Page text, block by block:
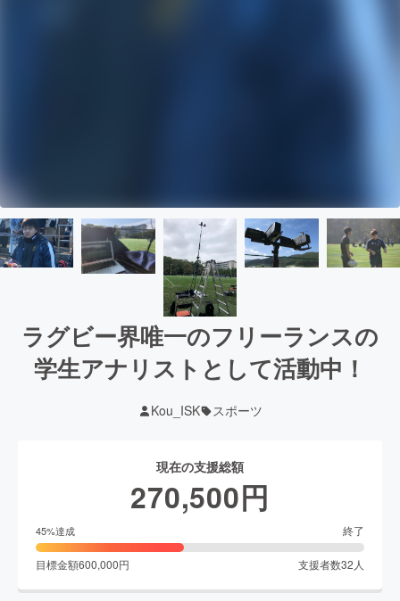
ラグビー界唯一のフリーランスの
学生アナリストとして活動中！
Kou_ISK スポーツ
現在の支援総額
270,500円
45%達成 終了
目標金額600,000円 支援者数32 人